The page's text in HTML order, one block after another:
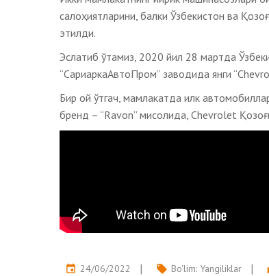
салоҳиятларини, балки Ўзбекистон ва
этилди.
Эслатиб ўтамиз, 2020 йил 28 мартда
“СариаркаАвтоПром” заводида янги
Бир ой ўтгач, мамлакатда илк
бренд – “Ravon” мисолида, Chevrolet
event 24/06/2022 local_offer Bo'lim: Yangiliklar